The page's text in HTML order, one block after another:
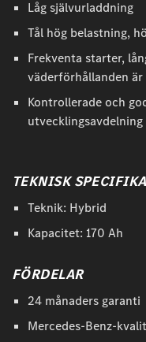
Låg självurladdning
Tål hög belastning,
Frekventa starter,
väderförhållanden är
Kontrollerade och
utvecklingsavdelning
TEKNISK
Teknik: Hybrid
Kapacitet: 170 Ah
FÖRDELAR
24 månaders garanti
Mercedes-Benz-